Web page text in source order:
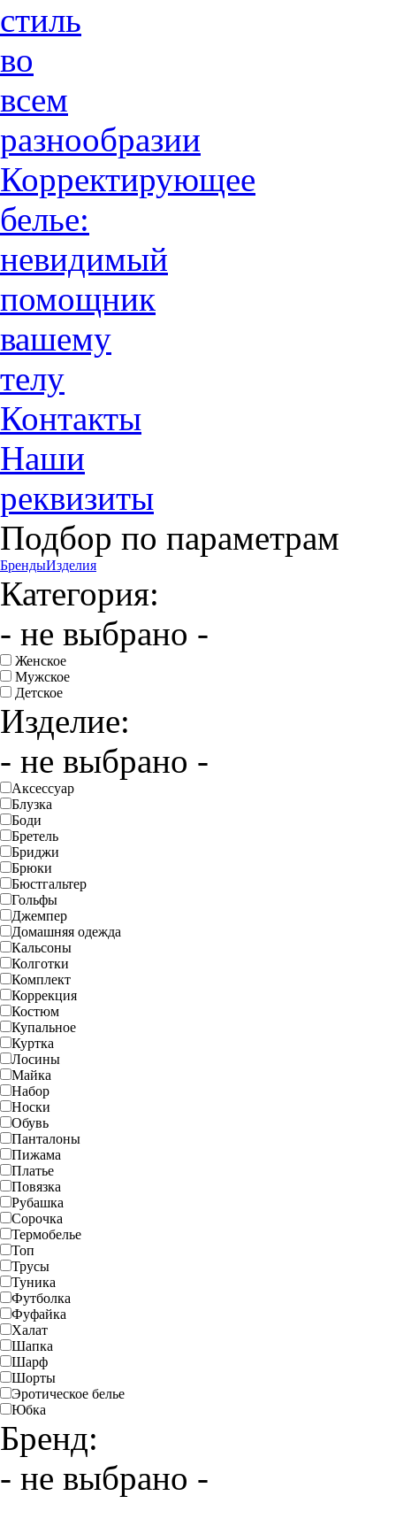
стиль
во
всем
разнообразии
Корректирующее
белье:
невидимый
помощник
вашему
телу
Контакты
Наши
реквизиты
Подбор по параметрам
БрендыИзделия
Категория:
- не выбрано -
Женское
Мужское
Детское
Изделие:
- не выбрано -
Аксессуар
Блузка
Боди
Бретель
Бриджи
Брюки
Бюстгальтер
Гольфы
Джемпер
Домашняя одежда
Кальсоны
Колготки
Комплект
Коррекция
Костюм
Купальное
Куртка
Лосины
Майка
Набор
Носки
Обувь
Панталоны
Пижама
Платье
Повязка
Рубашка
Сорочка
Термобелье
Топ
Трусы
Туника
Футболка
Фуфайка
Халат
Шапка
Шарф
Шорты
Эротическое белье
Юбка
Бренд:
- не выбрано -